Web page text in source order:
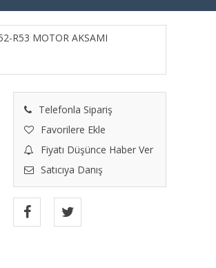
R53 MOTOR AKSAMI
Telefonla Sipariş
Favorilere Ekle
Fiyatı Düşünce Haber Ver
Satıcıya Danış